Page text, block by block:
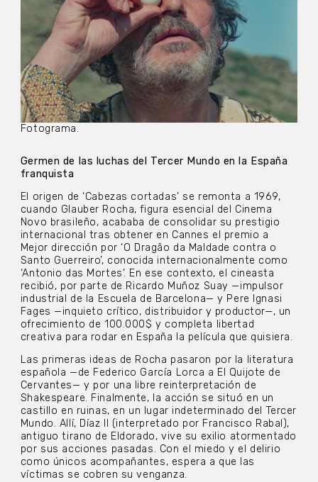
Fotograma.
Germen de las luchas del Tercer Mundo en la España
franquista
El origen de ‘Cabezas cortadas’ se remonta a 1969,
cuando Glauber Rocha, figura esencial del Cinema
Novo brasileño, acababa de consolidar su prestigio
internacional tras obtener en Cannes el premio a
Mejor dirección por ‘O Dragão da Maldade contra o
Santo Guerreiro’, conocida internacionalmente como
‘Antonio das Mortes’. En ese contexto, el cineasta
recibió, por parte de Ricardo Muñoz Suay —impulsor
industrial de la Escuela de Barcelona— y Pere Ignasi
Fages —inquieto crítico, distribuidor y productor—, un
ofrecimiento de 100.000$ y completa libertad
creativa para rodar en España la película que quisiera.
Las primeras ideas de Rocha pasaron por la literatura
española —de Federico García Lorca a El Quijote de
Cervantes— y por una libre reinterpretación de
Shakespeare. Finalmente, la acción se situó en un
castillo en ruinas, en un lugar indeterminado del Tercer
Mundo. Allí, Díaz II (interpretado por Francisco Rabal),
antiguo tirano de Eldorado, vive su exilio atormentado
por sus acciones pasadas. Con el miedo y el delirio
como únicos acompañantes, espera a que las
víctimas se cobren su venganza.